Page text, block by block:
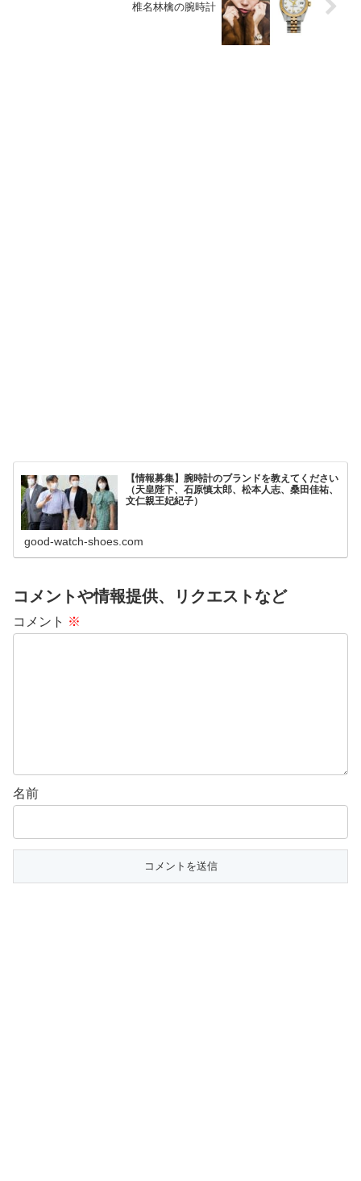
椎名林檎の腕時計
【情報募集】腕時計のブランドを教えてください
（天皇陛下、石原慎太郎、松本人志、桑田佳祐、
文仁親王妃紀子）
good-watch-shoes.com
コメントや情報提供、リクエストなど
コメント ※
名前